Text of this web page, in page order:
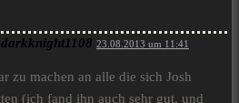
darkknight1108 23.08.2013 um 11:41
zu machen an alle die sich Josh
(ich fand ihn auch sehr gut, und